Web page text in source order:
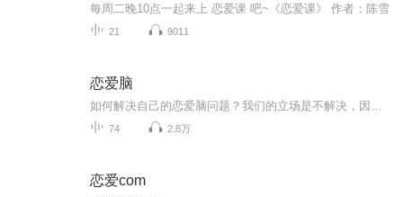
每周二晚10点一起来上 恋爱课 吧~《恋爱课》 作者：陈雪
21 9011
恋爱脑
74 2.8万
恋爱com